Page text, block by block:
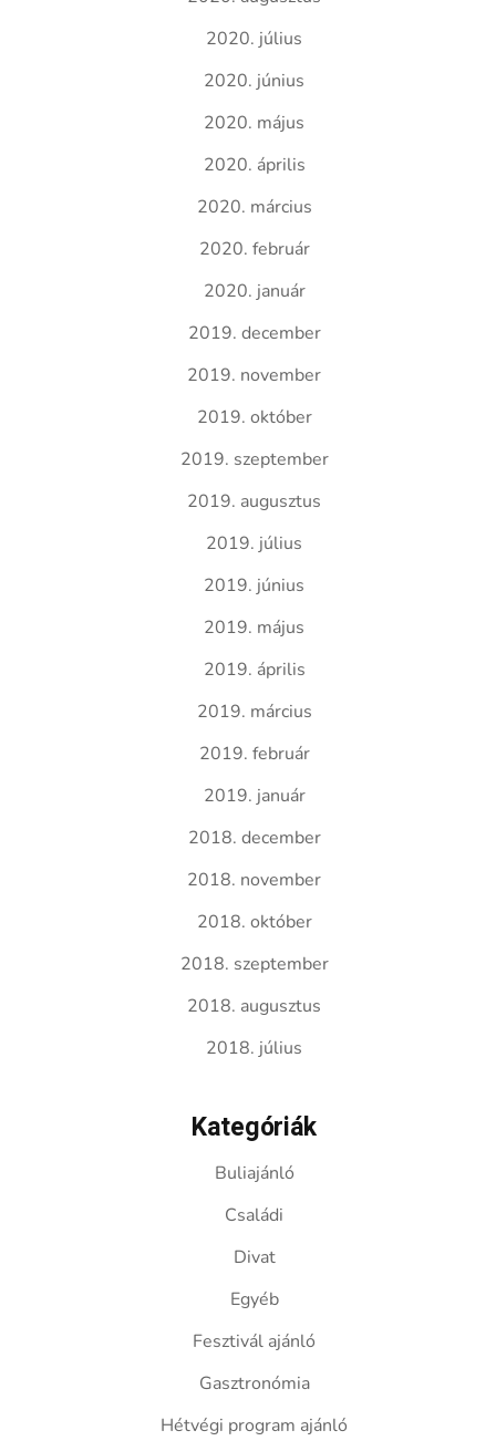
2020. július
2020. június
2020. május
2020. április
2020. március
2020. február
2020. január
2019. december
2019. november
2019. október
2019. szeptember
2019. augusztus
2019. július
2019. június
2019. május
2019. április
2019. március
2019. február
2019. január
2018. december
2018. november
2018. október
2018. szeptember
2018. augusztus
2018. július
Kategóriák
Buliajánló
Családi
Divat
Egyéb
Fesztivál ajánló
Gasztronómia
Hétvégi program ajánló